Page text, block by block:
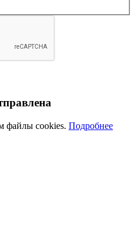
файлы cookies. Подробнее